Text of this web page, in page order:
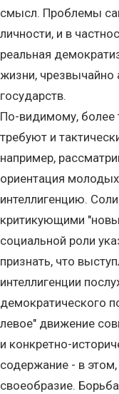
смысл. Проблемы
личности, и в
реальная
жизни, чрезвычайно
государств.
По-видимому, более
требуют и
например,
ориентация
интеллигенцию.
критикующими
социальной роли
признать, что
интеллигенции
демократического
левое" движение
и конкретно-
содержание - в этом,
своеобразие.